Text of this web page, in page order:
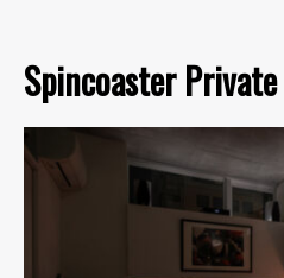
Spincoaster